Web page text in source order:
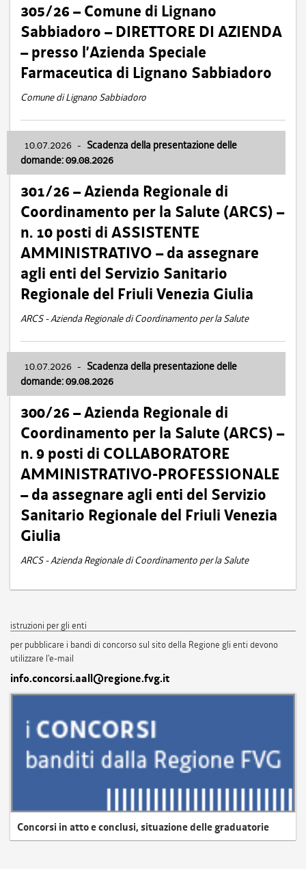
305/26 – Comune di Lignano
Sabbiadoro – DIRETTORE DI AZIENDA
– presso l’Azienda Speciale
Farmaceutica di Lignano Sabbiadoro
Comune di Lignano Sabbiadoro
10.07.2026 - Scadenza della presentazione delle
domande: 09.08.2026
301/26 – Azienda Regionale di
Coordinamento per la Salute (ARCS) –
n. 10 posti di ASSISTENTE
AMMINISTRATIVO – da assegnare
agli enti del Servizio Sanitario
Regionale del Friuli Venezia Giulia
ARCS - Azienda Regionale di Coordinamento per la Salute
10.07.2026 - Scadenza della presentazione delle
domande: 09.08.2026
300/26 – Azienda Regionale di
Coordinamento per la Salute (ARCS) –
n. 9 posti di COLLABORATORE
AMMINISTRATIVO-PROFESSIONALE
– da assegnare agli enti del Servizio
Sanitario Regionale del Friuli Venezia
Giulia
ARCS - Azienda Regionale di Coordinamento per la Salute
istruzioni per gli enti
per pubblicare i bandi di concorso sul sito della Regione gli enti devono
utilizzare l'e-mail
info.concorsi.aall@regione.fvg.it
Concorsi in atto e conclusi, situazione delle graduatorie